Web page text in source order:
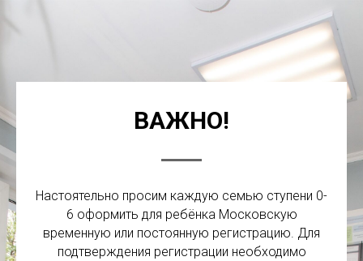
ВАЖНО!
Настоятельно просим каждую семью ступени 0-
6 оформить для ребёнка Московскую
временную или постоянную регистрацию. Для
подтверждения регистрации необходимо